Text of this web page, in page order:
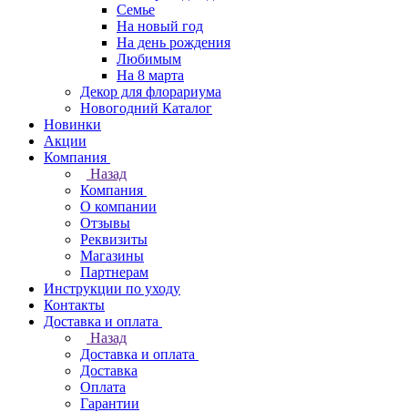
Семье
На новый год
На день рождения
Любимым
На 8 марта
Декор для флорариума
Новогодний Каталог
Новинки
Акции
Компания
Назад
Компания
О компании
Отзывы
Реквизиты
Магазины
Партнерам
Инструкции по уходу
Контакты
Доставка и оплата
Назад
Доставка и оплата
Доставка
Оплата
Гарантии